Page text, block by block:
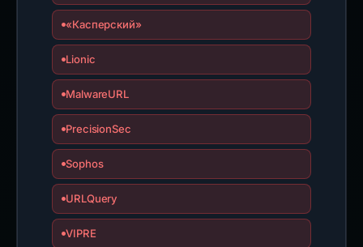
«Касперский»
Lionic
MalwareURL
PrecisionSec
Sophos
URLQuery
VIPRE